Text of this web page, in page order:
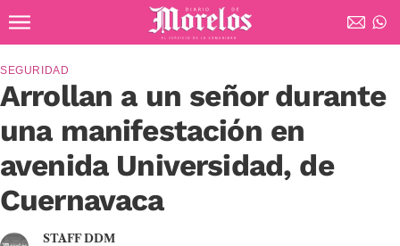
Diario de Morelos
Arrollan a un señor durante
una manifestación en
avenida Universidad, de
Cuernavaca
SEGURIDAD
STAFF DDM